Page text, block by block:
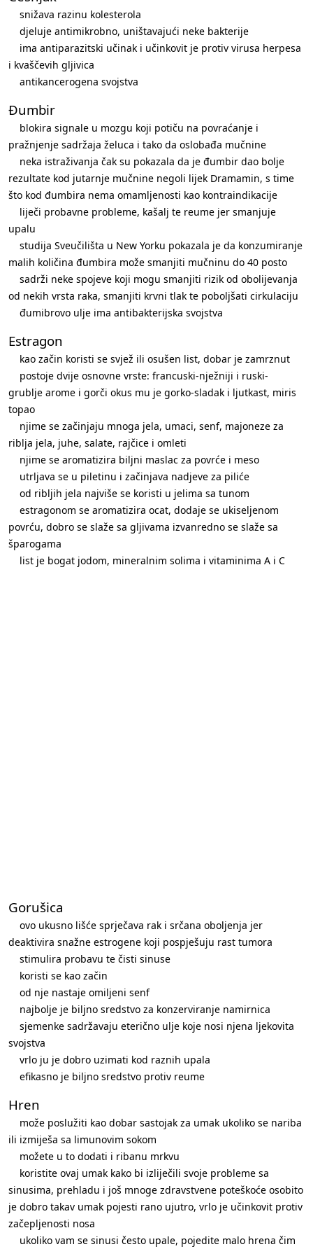
snižava razinu kolesterola
djeluje antimikrobno, uništavajući neke bakterije
ima antiparazitski učinak i učinkovit je protiv virusa herpesa
i kvaščevih gljivica
antikancerogena svojstva
Đumbir
blokira signale u mozgu koji potiču na povraćanje i
pražnjenje sadržaja želuca i tako da oslobađa mučnine
neka istraživanja čak su pokazala da je đumbir dao bolje
rezultate kod jutarnje mučnine negoli lijek Dramamin, s time
što kod đumbira nema omamljenosti kao kontraindikacije
liječi probavne probleme, kašalj te reume jer smanjuje
upalu
studija Sveučilišta u New Yorku pokazala je da konzumiranje
malih količina đumbira može smanjiti mučninu do 40 posto
sadrži neke spojeve koji mogu smanjiti rizik od obolijevanja
od nekih vrsta raka, smanjiti krvni tlak te poboljšati cirkulaciju
đumibrovo ulje ima antibakterijska svojstva
Estragon
kao začin koristi se svjež ili osušen list, dobar je zamrznut
postoje dvije osnovne vrste: francuski-nježniji i ruski-
grublje arome i gorči okus mu je gorko-sladak i ljutkast, miris
topao
njime se začinjaju mnoga jela, umaci, senf, majoneze za
riblja jela, juhe, salate, rajčice i omleti
njime se aromatizira biljni maslac za povrće i meso
utrljava se u piletinu i začinjava nadjeve za piliće
od ribljih jela najviše se koristi u jelima sa tunom
estragonom se aromatizira ocat, dodaje se ukiseljenom
povrću, dobro se slaže sa gljivama izvanredno se slaže sa
šparogama
list je bogat jodom, mineralnim solima i vitaminima A i C
Gorušica
ovo ukusno lišće sprječava rak i srčana oboljenja jer
deaktivira snažne estrogene koji pospješuju rast tumora
stimulira probavu te čisti sinuse
koristi se kao začin
od nje nastaje omiljeni senf
najbolje je biljno sredstvo za konzerviranje namirnica
sjemenke sadržavaju eterično ulje koje nosi njena ljekovita
svojstva
vrlo ju je dobro uzimati kod raznih upala
efikasno je biljno sredstvo protiv reume
Hren
može poslužiti kao dobar sastojak za umak ukoliko se nariba
ili izmiješa sa limunovim sokom
možete u to dodati i ribanu mrkvu
koristite ovaj umak kako bi izliječili svoje probleme sa
sinusima, prehladu i još mnoge zdravstvene poteškoće osobito
je dobro takav umak pojesti rano ujutro, vrlo je učinkovit protiv
začepljenosti nosa
ukoliko vam se sinusi često upale, pojedite malo hrena čim